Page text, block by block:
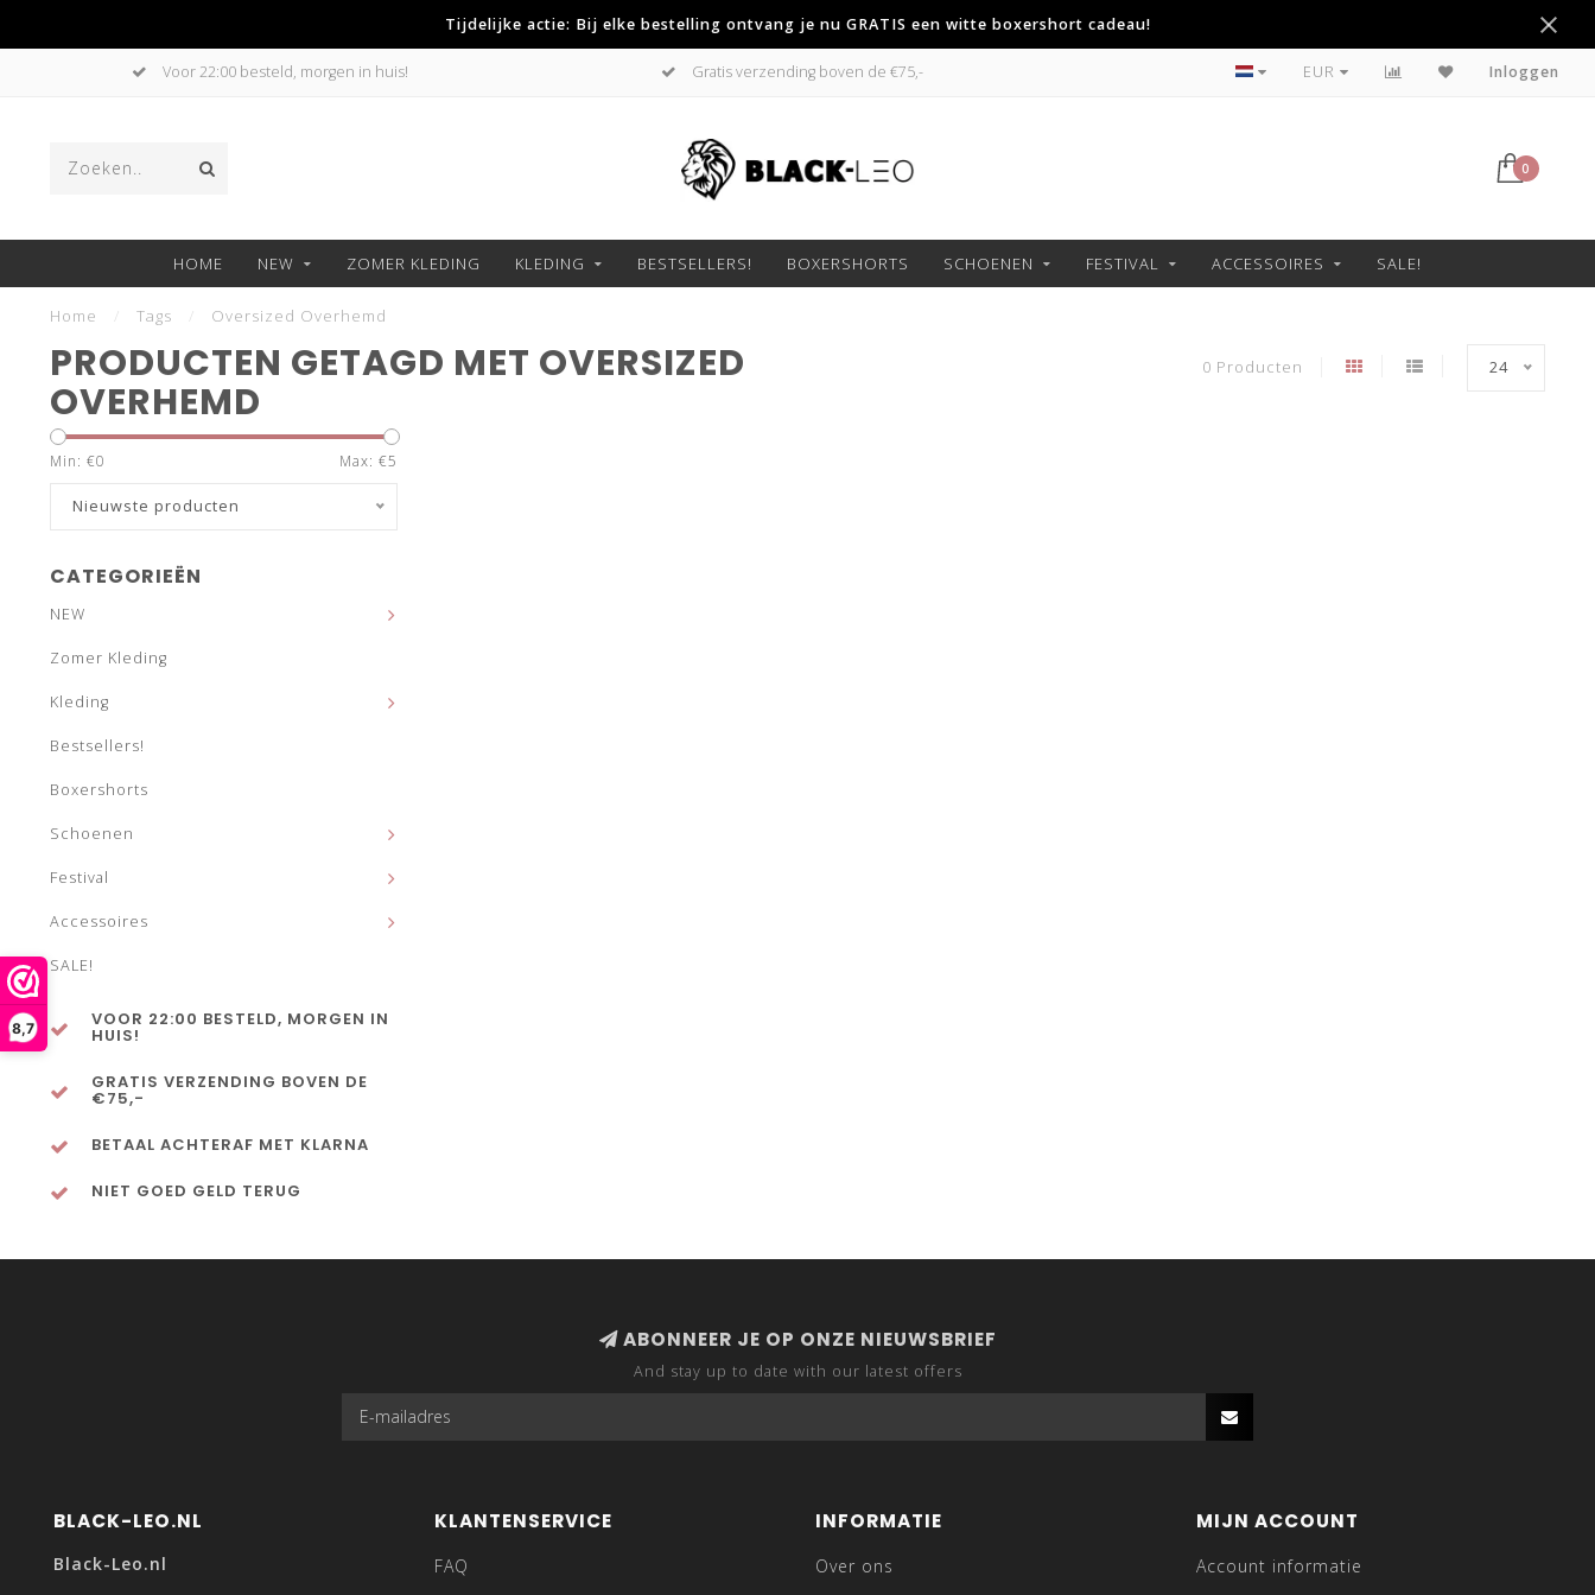
8,7
Tijdelijke actie: Bij elke bestelling ontvang je nu GRATIS een witte boxershort cadeau!
Voor 22:00 besteld, morgen in huis! Gratis verzending boven de €75,- Betaal achteraf met Klarna
EUR Inloggen
0
HOME NEW ZOMER KLEDING KLEDING BESTSELLERS! BOXERSHORTS SCHOENEN FESTIVAL ACCESSOIRES SALE!
Home Tags Oversized Overhemd
PRODUCTEN GETAGD MET OVERSIZED
OVERHEMD
0 Producten 24
Min: €0 Max: €5
Nieuwste producten
CATEGORIEËN
NEW
Zomer Kleding
Kleding
Bestsellers!
Boxershorts
Schoenen
Festival
Accessoires
SALE!
VOOR 22:00 BESTELD, MORGEN IN
HUIS!
GRATIS VERZENDING BOVEN DE
€75,-
BETAAL ACHTERAF MET KLARNA
NIET GOED GELD TERUG
ABONNEER JE OP ONZE NIEUWSBRIEF
And stay up to date with our latest offers
BLACK-LEO.NL
Black-Leo.nl
KLANTENSERVICE
FAQ
INFORMATIE
Over ons
MIJN ACCOUNT
Account informatie